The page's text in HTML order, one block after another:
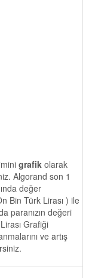
grafik olarak
Algorand son 1
değer
Bin Türk Lirası ) ile
paranızın değeri
Grafiği
ve artış